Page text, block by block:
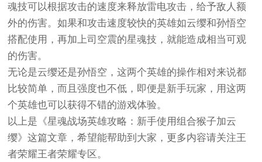
魂技可以根据攻击的速度来释放雷电攻击，给予敌人额
外的伤害。如果和攻击速度较快的英雄如云缨和孙悟空
搭配使用，再加上司空震的星魂技，就能造成相当可观
的伤害。
无论是云缨还是孙悟空，这两个英雄的操作相对来说都
比较简单，而且强度也不低，即便是新手玩家，用这两
个英雄也可以获得不错的游戏体验。
以上是《星魂战场英雄攻略：新手使用组合猴子加云
缨》这篇文章，希望能帮助到大家，更多内容请关注王
者荣耀王者荣耀专区。